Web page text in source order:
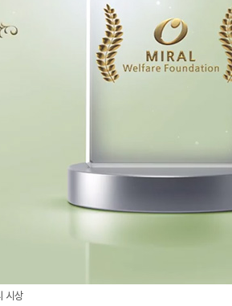
시상